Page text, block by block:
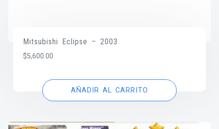
Mitsubishi Eclipse – 2003
$5,600.00
AÑADIR AL CARRITO